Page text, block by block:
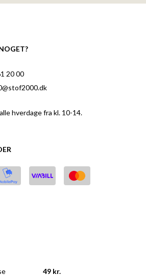
20 00
hverdage fra kl. 10-14.
49 kr.